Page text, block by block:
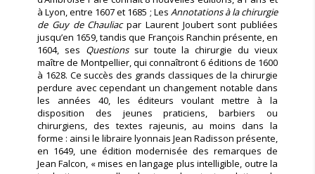
à Lyon, entre 1607 et 1685 ; Les Annotations à la chirurgie
de Guy de Chauliacpar Laurent Joubert sont publiées
jusqu’en 1659, tandis que François Ranchin présente, en
1604, ses Questionssur toute la chirurgie du vieux
maître de Montpellier, qui connaîtront 6 éditions de 1600
à 1628. Ce succès des grands classiques de la chirurgie
perdure avec cependant un changement notable dans
les années 40, les éditeurs voulant mettre à la
disposition des jeunes praticiens, barbiers ou
chirurgiens, des textes rajeunis, au moins dans la
forme : ainsi le libraire lyonnais Jean Radisson présente,
en 1649, une édition modernisée des remarques de
Jean Falcon, « mises en langage plus intelligible, outre la